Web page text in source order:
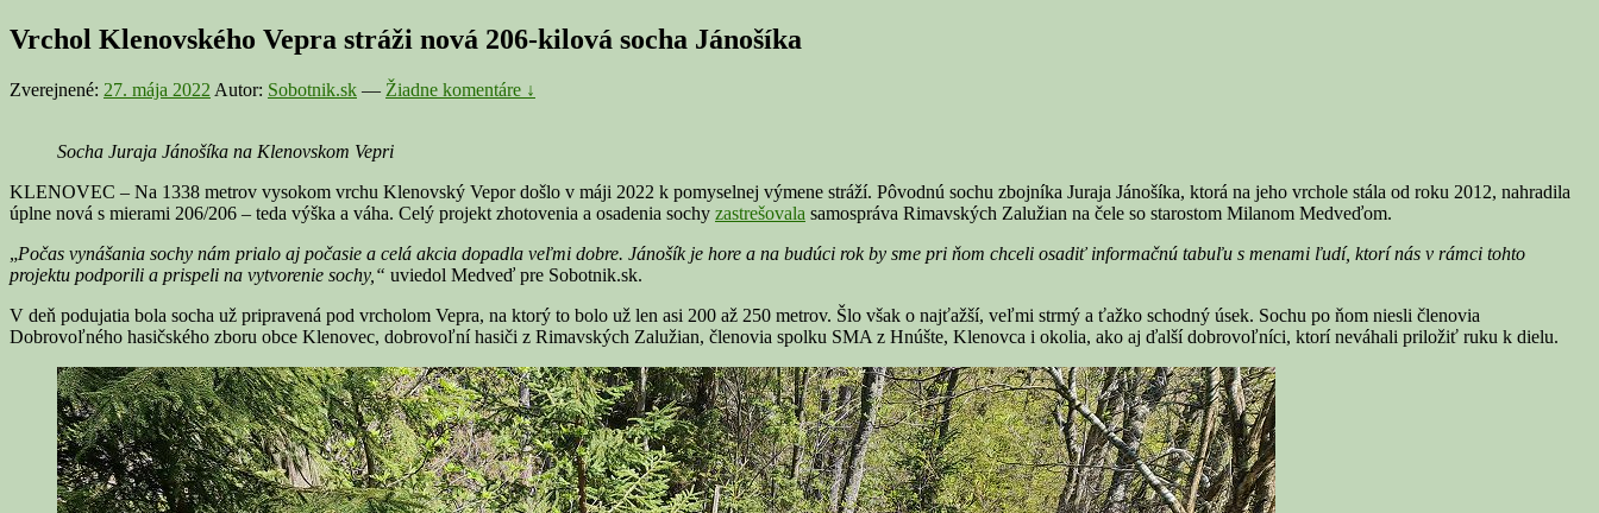
Vrchol Klenovského Vepra stráži nová 206-kilová socha Jánošíka
Zverejnené: 27. mája 2022 Autor: Sobotnik.sk — Žiadne komentáre ↓
Socha Juraja Jánošíka na Klenovskom Vepri
KLENOVEC – Na 1338 metrov vysokom vrchu Klenovský Vepor došlo v máji 2022 k pomyselnej výmene stráží. Pôvodnú sochu zbojníka Juraja Jánošíka, ktorá na jeho vrchole stála od roku 2012, nahradila
úplne nová s mierami 206/206 – teda výška a váha. Celý projekt zhotovenia a osadenia sochy zastrešovala samospráva Rimavských Zalužian na čele so starostom Milanom Medveďom.
„Počas vynášania sochy nám prialo aj počasie a celá akcia dopadla veľmi dobre. Jánošík je hore a na budúci rok by sme pri ňom chceli osadiť informačnú tabuľu s menami ľudí, ktorí nás v rámci tohto
projektu podporili a prispeli na vytvorenie sochy,“ uviedol Medveď pre Sobotnik.sk.
V deň podujatia bola socha už pripravená pod vrcholom Vepra, na ktorý to bolo už len asi 200 až 250 metrov. Šlo však o najťažší, veľmi strmý a ťažko schodný úsek. Sochu po ňom niesli členovia
Dobrovoľného hasičského zboru obce Klenovec, dobrovoľní hasiči z Rimavských Zalužian, členovia spolku SMA z Hnúšte, Klenovca i okolia, ako aj ďalší dobrovoľníci, ktorí neváhali priložiť ruku k dielu.